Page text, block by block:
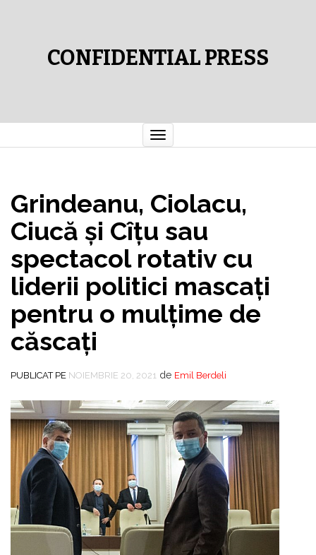
CONFIDENTIAL PRESS
Comută
navigarea
Grindeanu, Ciolacu,
Ciucă şi Cîţu sau
spectacol rotativ cu
liderii politici mascaţi
pentru o mulţime de
căscaţi
PUBLICAT PE NOIEMBRIE 20, 2021 de Emil Berdeli